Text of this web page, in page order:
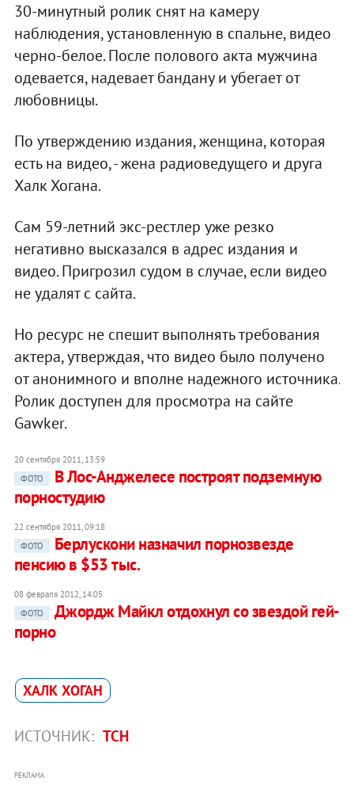
30-минутный ролик снят на камеру
наблюдения, установленную в спальне, видео
черно-белое. После полового акта мужчина
одевается, надевает бандану и убегает от
любовницы.
По утверждению издания, женщина, которая
есть на видео, - жена радиоведущего и друга
Халк Хогана.
Сам 59-летний экс-рестлер уже резко
негативно высказался в адрес издания и
видео. Пригрозил судом в случае, если видео
не удалят с сайта.
Но ресурс не спешит выполнять требования
актера, утверждая, что видео было получено
от анонимного и вполне надежного источника.
Ролик доступен для просмотра на сайте
Gawker.
20 сентября 2011, 13:59
ФОТО
В Лос-Анджелесе построят подземную
порностудию
22 сентября 2011, 09:18
ФОТО
Берлускони назначил порнозвезде
пенсию в $53 тыс.
08 февраля 2012, 14:05
ФОТО
Джордж Майкл отдохнул со звездой гей-
порно
ХАЛК ХОГАН
ИСТОЧНИК: ТСН
РЕКЛАМА